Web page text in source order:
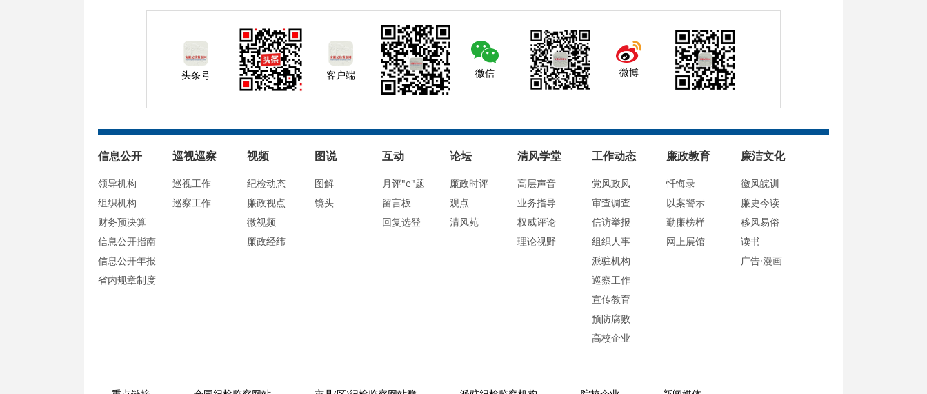
头条号 客户端 微信 微博
信息公开
领导机构
组织机构
财务预决算
信息公开指南
信息公开年报
省内规章制度
巡视巡察
巡视工作
巡察工作
视频
纪检动态
廉政视点
微视频
廉政经纬
图说
图解
镜头
互动
月评"e"题
留言板
回复选登
论坛
廉政时评
观点
清风苑
清风学堂
高层声音
业务指导
权威评论
理论视野
工作动态
党风政风
审查调查
信访举报
组织人事
派驻机构
巡察工作
宣传教育
预防腐败
高校企业
廉政教育
忏悔录
以案警示
勤廉榜样
网上展馆
廉洁文化
徽风皖训
廉史今读
移风易俗
读书
广告·漫画